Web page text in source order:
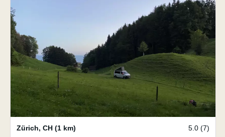
Zürich, CH (1 km) 5.0 (7)